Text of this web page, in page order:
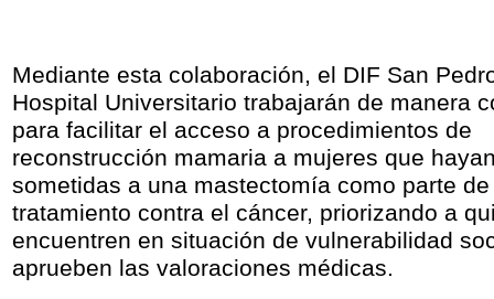
Mediante esta colaboración, el DIF San
Hospital Universitario trabajarán de manera
para facilitar el acceso a procedimientos de
reconstrucción mamaria a mujeres que
sometidas a una mastectomía como parte
tratamiento contra el cáncer, priorizando a
encuentren en situación de vulnerabilidad
aprueben las valoraciones médicas.